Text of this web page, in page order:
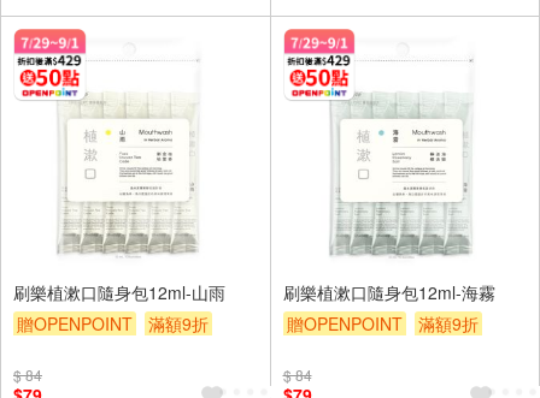
刷樂植漱口隨身包12ml-山雨
贈OPENPOINT
滿額9折
$ 84
刷樂植漱口隨身包12ml-海霧
贈OPENPOINT
滿額9折
$ 84